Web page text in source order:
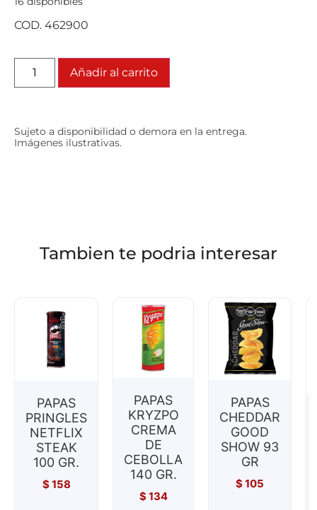
COD. 462900
Añadir al carrito
Sujeto a disponibilidad o demora en la entrega.
Imágenes ilustrativas.
Tambien te podria interesar
PAPAS
PRINGLES
NETFLIX
STEAK
100 GR.
$158
PAPAS
KRYZPO
CREMA
DE
CEBOLLA
140 GR.
$134
PAPAS
CHEDDAR
GOOD
SHOW 93
GR
$105